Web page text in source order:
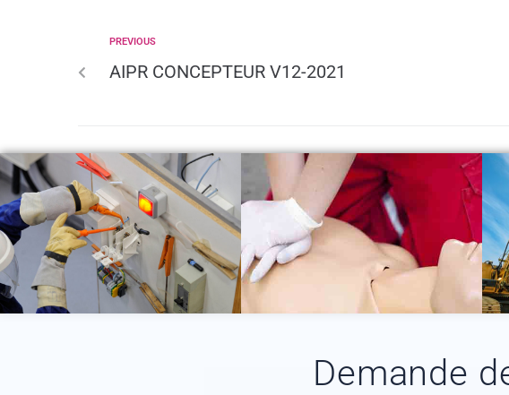
PREVIOUS
AIPR CONCEPTEUR V12-2021
Demande